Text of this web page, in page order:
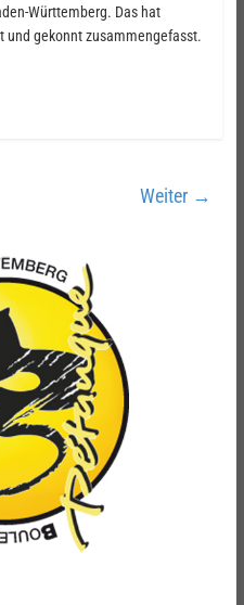
Württemberg. Das hat
und gekonnt zusammengefasst.
Weiter →